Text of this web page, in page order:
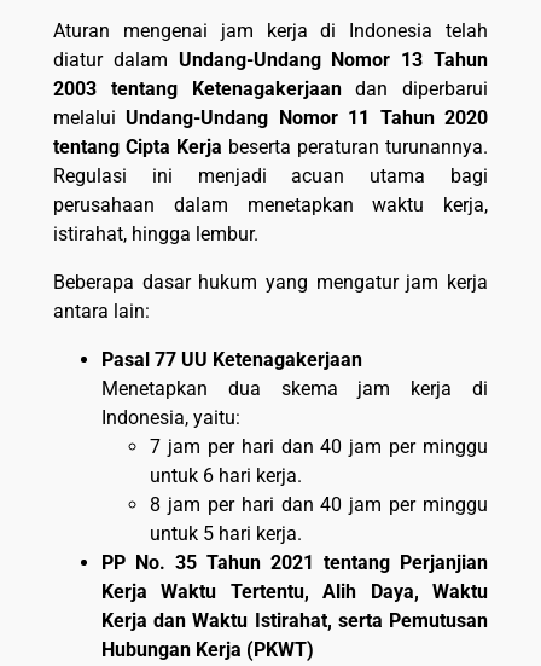
Aturan mengenai jam kerja di Indonesia telah
diatur dalam Undang-Undang Nomor 13 Tahun
2003 tentang Ketenagakerjaandan diperbarui
melaluiUndang-Undang Nomor 11 Tahun 2020
tentang Cipta Kerja beserta peraturan turunannya.
Regulasi ini menjadi acuan utama bagi
perusahaan dalam menetapkan waktu kerja,
istirahat, hingga lembur.
Beberapa dasar hukum yang mengatur jam kerja
antara lain:
Pasal 77 UU Ketenagakerjaan
Menetapkan dua skema jam kerja di
Indonesia, yaitu:
7 jam per hari dan 40 jam per minggu
untuk 6 hari kerja.
8 jam per hari dan 40 jam per minggu
untuk 5 hari kerja.
PP No. 35 Tahun 2021 tentang Perjanjian
Kerja Waktu Tertentu, Alih Daya, Waktu
Kerja dan Waktu Istirahat, serta Pemutusan
Hubungan Kerja (PKWT)